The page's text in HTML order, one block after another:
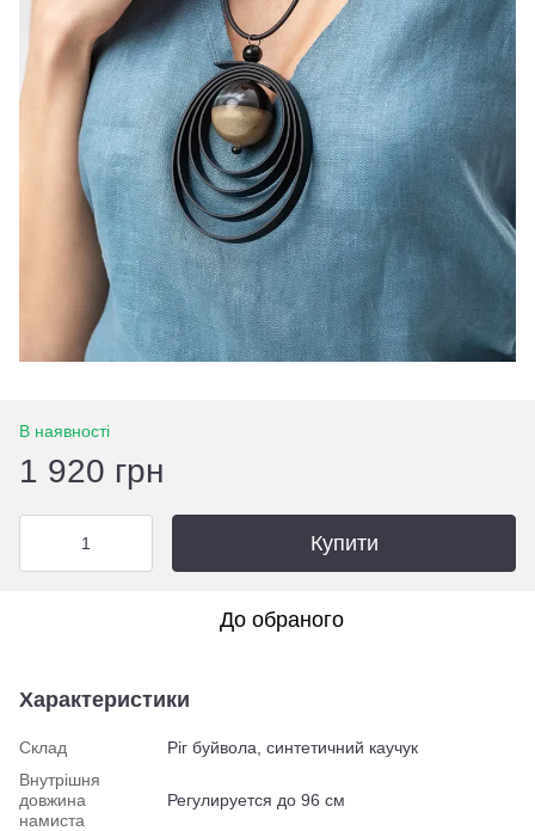
В наявності
1 920 грн
Купити
До обраного
Характеристики
Склад
Ріг буйвола, синтетичний каучук
Внутрішня
довжина
намиста
Регулируется до 96 см